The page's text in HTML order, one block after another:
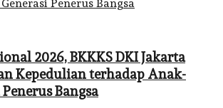
2026, BKKKS DKI Jakarta
Kepedulian terhadap Anak-
Bangsa